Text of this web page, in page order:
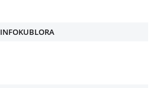
INFOKUBLORA